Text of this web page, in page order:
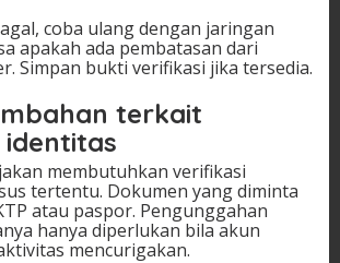
coba ulang dengan jaringan
apakah ada pembatasan dari
Simpan bukti verifikasi jika tersedia.
terkait
membutuhkan verifikasi
tertentu. Dokumen yang diminta
atau paspor. Pengunggahan
hanya diperlukan bila akun
mencurigakan.